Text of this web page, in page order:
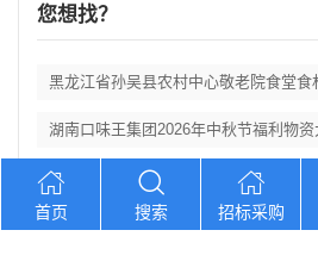
您想找？
黑龙江省孙吴县农村中心敬老院食堂食
湖南口味王集团2026年中秋节福利物资
辽宁省大洼区学校食堂食材全品采购配
河北省卢龙县第二高级中学食堂人员管
首页 搜索 招标采购